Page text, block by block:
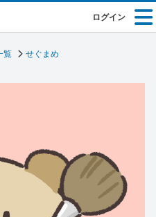
ログイン
覧 せぐまめ